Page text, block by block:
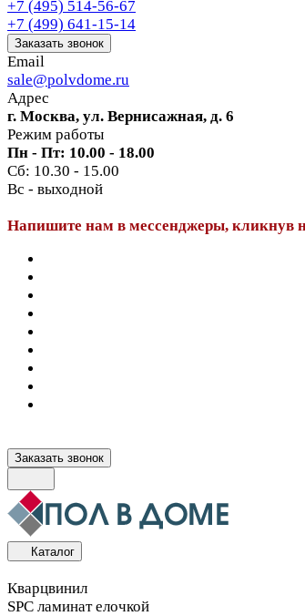
+7 (495) 514-56-67
+7 (499) 641-15-14
Заказать звонок
Email
sale@polvdome.ru
Адрес
г. Москва, ул. Вернисажная, д. 6
Режим работы
Пн - Пт: 10.00 - 18.00
Сб: 10.30 - 15.00
Вс - выходной
Напишите нам в мессенджеры, кликнув
Заказать звонок
Каталог
Кварцвинил
SPC ламинат елочкой